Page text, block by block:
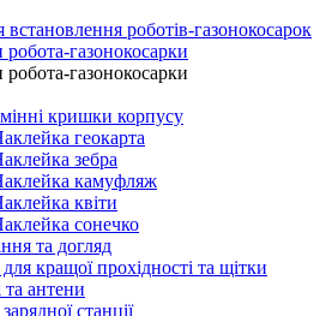
встановлення роботів-газонокосарок
газонокосарки
газонокосарки
кришки корпусу
геокарта
зебра
камуфляж
квіти
сонечко
та догляд
кращої прохідності та щітки
антени
станції